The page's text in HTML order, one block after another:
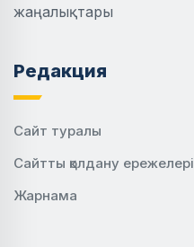
жаңалықтары
Редакция
Сайт туралы
Сайтты қолдану ережелері
Жарнама